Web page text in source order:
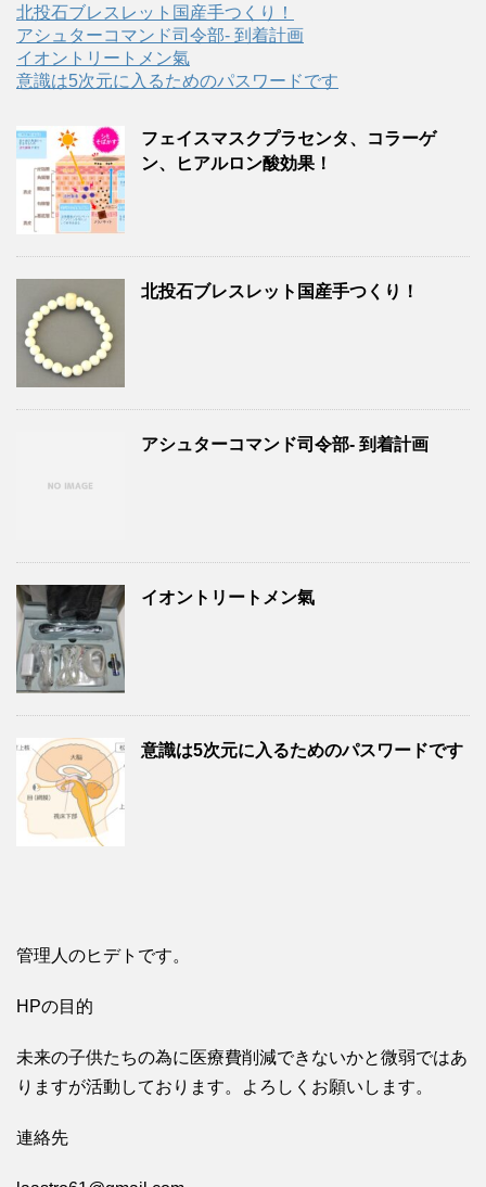
北投石ブレスレット国産手つくり！
アシュターコマンド司令部- 到着計画
イオントリートメン氣
意識は5次元に入るためのパスワードです
フェイスマスクプラセンタ、コラーゲ
ン、ヒアルロン酸効果！
北投石ブレスレット国産手つくり！
アシュターコマンド司令部- 到着計画
イオントリートメン氣
意識は5次元に入るためのパスワードです
管理人のヒデトです。
HPの目的
未来の子供たちの為に医療費削減できないかと微弱ではあ
りますが活動しております。よろしくお願いします。
連絡先